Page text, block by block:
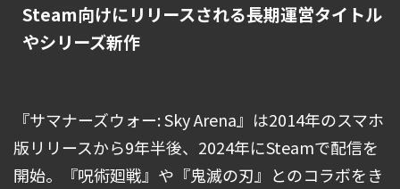
Steam向けにリリースされる長期運営タイトル
やシリーズ新作
『サマナーズウォー: Sky Arena』は2014年のスマホ
版リリースから9年半後、2024年にSteamで配信を
開始。『呪術廻戦』や『鬼滅の刃』とのコラボをき